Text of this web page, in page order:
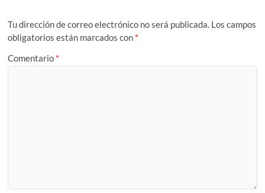
Tu dirección de correo electrónico no será publicada. Los campos
obligatorios están marcados con *
Comentario *